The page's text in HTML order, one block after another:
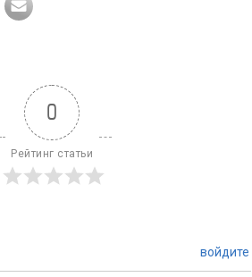
0
Рейтинг статьи
войдите